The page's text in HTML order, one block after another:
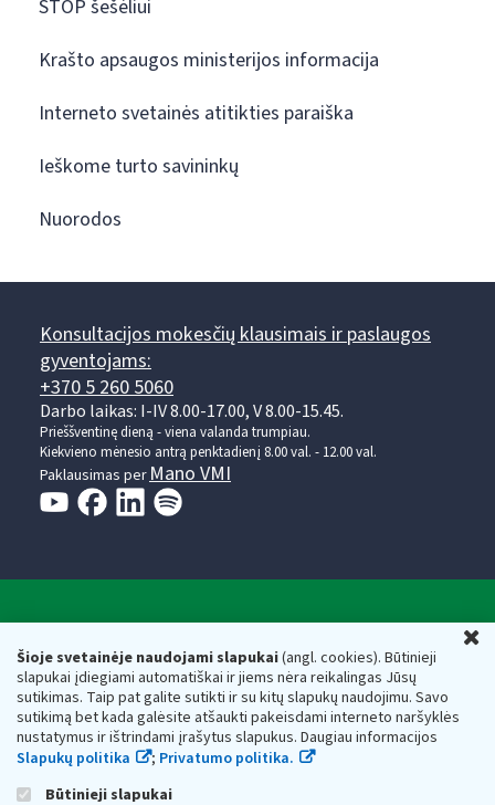
Šioje svetainėje naudojami slapukai(angl. cookies). Būtinieji
slapukai įdiegiami automatiškai ir jiems nėra reikalingas Jūsų
sutikimas. Taip pat galite sutikti ir su kitų slapukų naudojimu. Savo
sutikimą bet kada galėsite atšaukti pakeisdami interneto naršyklės
nustatymus ir ištrindami įrašytus slapukus. Daugiau informacijos
Slapukų politika
; Privatumo politika.
Būtinieji slapukai
STOP šešėliui
Krašto apsaugos ministerijos informacija
Interneto svetainės atitikties paraiška
Ieškome turto savininkų
Nuorodos
Konsultacijos mokesčių klausimais ir paslaugos
gyventojams:
+370 5 260 5060
Darbo laikas: I-IV 8.00-17.00, V 8.00-15.45.
Prieššventinę dieną - viena valanda trumpiau.
Kiekvieno mėnesio antrą penktadienį 8.00 val. - 12.00 val.
Paklausimas per Mano VMI
Respublikos finansų ministerijos
Biudžetinė įstaiga. Juridinio asmens kodas — 188659752,
adresas: Vasario 16-osios g. 14, 01107 Vilnius, Lietuva, el.paštas:
vmi@vmi.lt, E. pristatymo dėžutės adresas 188659752
Duomenys apie Valstybinę mokesčių inspekciją prie Lietuvos
Respublikos finansų ministerijos kaupiami ir saugomi Juridinių